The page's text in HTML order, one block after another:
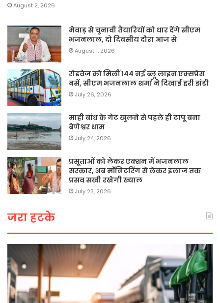
August 2, 2026
मेवाड़ से चुनावी तैयारियों को धार देंगे सीएम
भजनलाल, दो दिवसीय दौरा आज से
August 1, 2026
रोडवेज को मिलीं 144 नई ब्लू लाइन एक्सप्रेस
बसें, सीएम भजनलाल शर्मा ने दिखाई हरी झंडी
July 26, 2026
माही बांध के गेट खुलने से पहले ही टापू बना
बेणेश्वर धाम
July 24, 2026
प्रसूताओं को लेकर एक्शन में भजनलाल
सरकार, अब मॉनिटरिंग से लेकर इलाज तक
प्रसव सखी रखेगी ख्याल
July 23, 2026
जरा हटके